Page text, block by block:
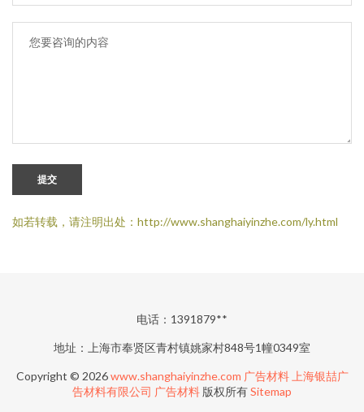
提交
如若转载，请注明出处：http://www.shanghaiyinzhe.com/ly.html
电话：1391879**
地址：上海市奉贤区青村镇姚家村848号1幢0349室
Copyright © 2026www.shanghaiyinzhe.com 广告材料 上海银喆广
告材料有限公司 广告材料 版权所有Sitemap